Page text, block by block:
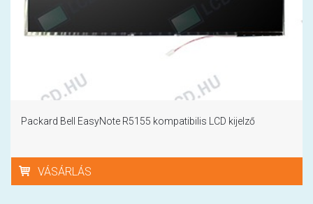
Packard Bell EasyNote R5155 kompatibilis LCD kijelző
VÁSÁRLÁS